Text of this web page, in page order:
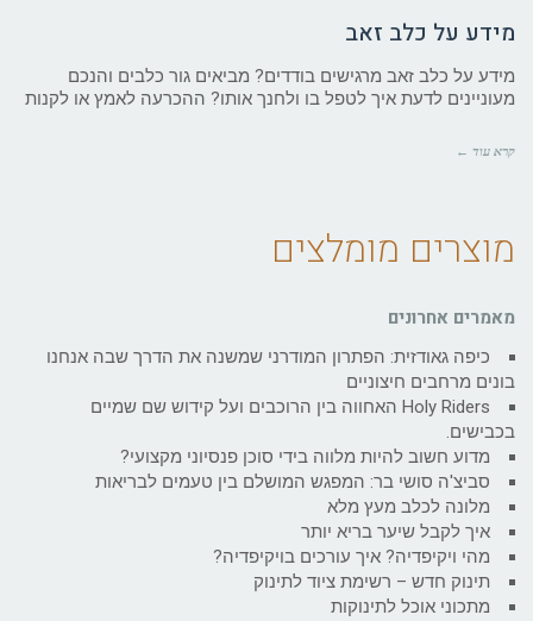
מידע על כלב זאב
מידע על כלב זאב מרגישים בודדים? מביאים גור כלבים והנכם
מעוניינים לדעת איך לטפל בו ולחנך אותו? ההכרעה לאמץ או לקנות
קרא עוד ←
מוצרים מומלצים
מאמרים אחרונים
כיפה גאודזית: הפתרון המודרני שמשנה את הדרך שבה אנחנו
בונים מרחבים חיצוניים
Holy Riders האחווה בין הרוכבים ועל קידוש שם שמיים
בכבישים.
מדוע חשוב להיות מלווה בידי סוכן פנסיוני מקצועי?
סביצ'ה סושי בר: המפגש המושלם בין טעמים לבריאות
מלונה לכלב מעץ מלא
איך לקבל שיער בריא יותר
מהי ויקיפדיה? איך עורכים בויקיפדיה?
תינוק חדש – רשימת ציוד לתינוק
מתכוני אוכל לתינוקות